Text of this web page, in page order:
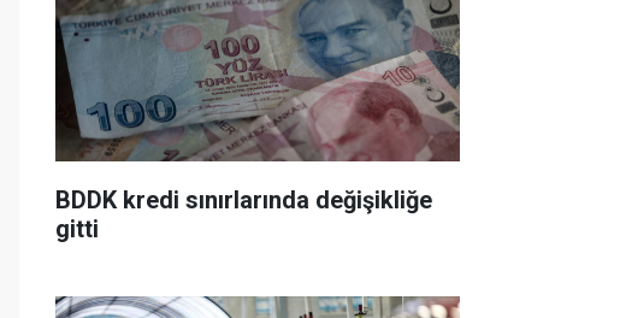
BDDK kredi sınırlarında değişikliğe
gitti